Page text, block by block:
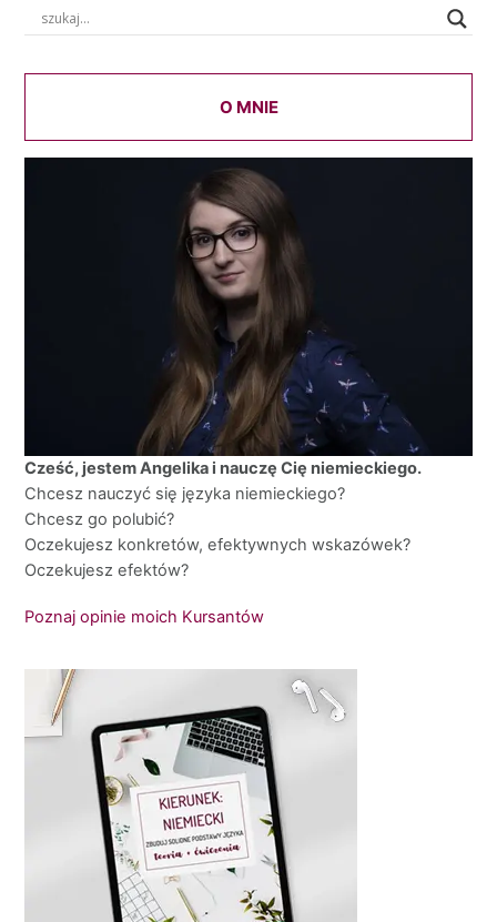
O MNIE
Cześć, jestem Angelika i nauczę Cię niemieckiego.
Chcesz nauczyć się języka niemieckiego?
Chcesz go polubić?
Oczekujesz konkretów, efektywnych wskazówek?
Oczekujesz efektów?
Poznaj opinie moich Kursantów